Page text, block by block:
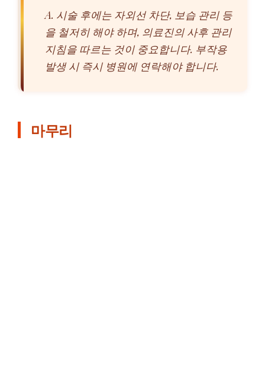
A. 시술 후에는 자외선 차단, 보습 관리 등
을 철저히 해야 하며, 의료진의 사후 관리
지침을 따르는 것이 중요합니다. 부작용
발생 시 즉시 병원에 연락해야 합니다.
마무리